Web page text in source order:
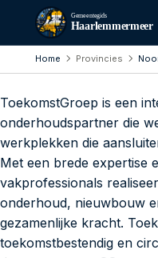
Gemeentegids
Haarlemmermeer
Home Provincies
ToekomstGroep is een
onderhoudspartner die
werkplekken die
Met een brede expertise
vakprofessionals
onderhoud, nieuwbouw
gezamenlijke kracht.
toekomstbestendig en